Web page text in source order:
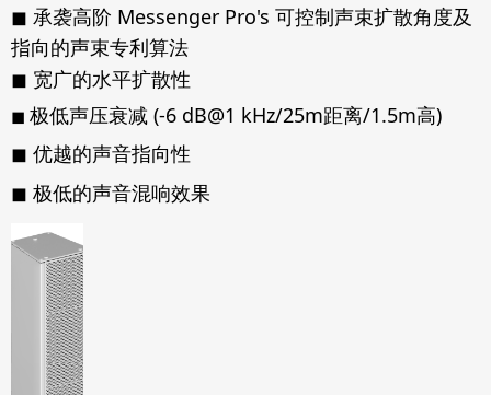
◼ 承袭高阶 Messenger Pro's 可控制声束扩散角度及
指向的声束专利算法
◼ 宽广的水平扩散性
◼ 极低声压衰减 (-6 dB@1 kHz/25m距离/1.5m高)
◼ 优越的声音指向性
◼ 极低的声音混响效果